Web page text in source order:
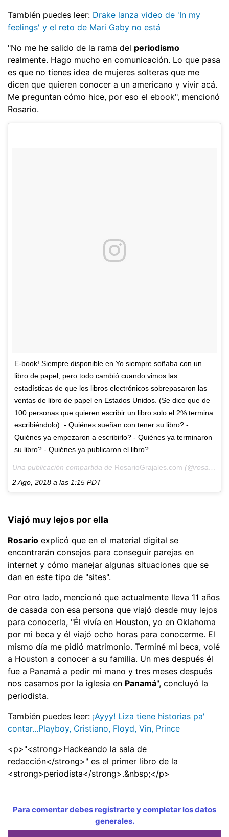
También puedes leer: Drake lanza video de 'In my
feelings' y el reto de Mari Gaby no está
"No me he salido de la rama del periodismo
realmente. Hago mucho en comunicación. Lo que pasa
es que no tienes idea de mujeres solteras que me
dicen que quieren conocer a un americano y vivir acá.
Me preguntan cómo hice, por eso el ebook", mencionó
Rosario.
E-book! Siempre disponible en Yo siempre soñaba con un
libro de papel, pero todo cambió cuando vimos las
estadísticas de que los libros electrónicos sobrepasaron las
ventas de libro de papel en Estados Unidos. (Se dice que de
100 personas que quieren escribir un libro solo el 2% termina
escribiéndolo). - Quiénes sueñan con tener su libro? -
Quiénes ya empezaron a escribirlo? - Quiénes ya terminaron
su libro? - Quiénes ya publicaron el libro?
Una publicación compartida de RosarioGrajales.com (@rosariograjales) el
2 Ago, 2018 a las 1:15 PDT
Viajó muy lejos por ella
Rosario explicó que en el material digital se
encontrarán consejos para conseguir parejas en
internet y cómo manejar algunas situaciones que se
dan en este tipo de "sites".
Por otro lado, mencionó que actualmente lleva 11 años
de casada con esa persona que viajó desde muy lejos
para conocerla, "Él vivía en Houston, yo en Oklahoma
por mi beca y él viajó ocho horas para conocerme. El
mismo día me pidió matrimonio. Terminé mi beca, volé
a Houston a conocer a su familia. Un mes después él
fue a Panamá a pedir mi mano y tres meses después
nos casamos por la iglesia en Panamá", concluyó la
periodista.
También puedes leer: ¡Ayyy! Liza tiene historias pa'
contar...Playboy, Cristiano, Floyd, Vin, Prince
<p>"<strong>Hackeando la sala de
redacción</strong>" es el primer libro de la
<strong>periodista</strong>.&nbsp;</p>
Para comentar debes registrarte y completar los datos
generales.